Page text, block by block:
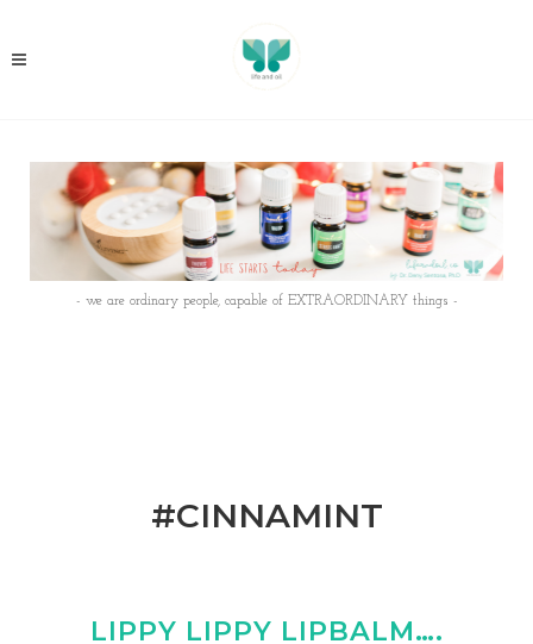
- we are ordinary people, capable of EXTRAORDINARY things -
#CINNAMINT
LIPPY LIPPY LIPBALM….